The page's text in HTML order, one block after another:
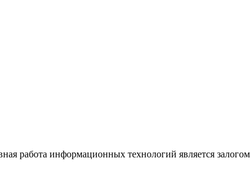
работа информационных технологий является